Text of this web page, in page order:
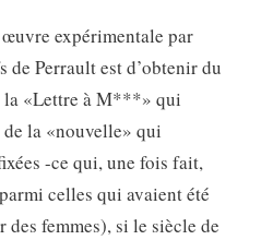
expérimentale par
Perrault est d’obtenir du
la «Lettre à M***» qui
la «nouvelle» qui
-ce qui, une fois fait,
celles qui avaient été
femmes), si le siècle de